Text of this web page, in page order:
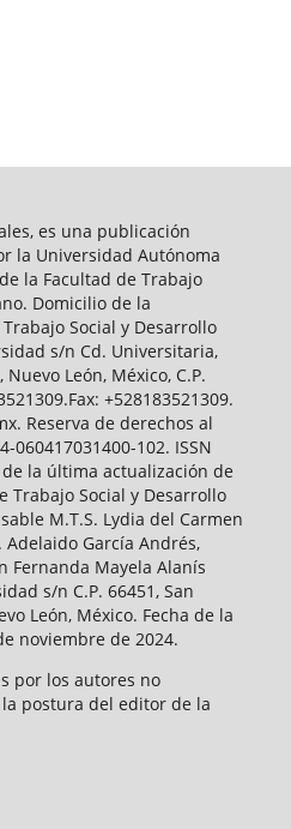
es una publicación
la Universidad Autónoma
la Facultad de Trabajo
Domicilio de la
Social y Desarrollo
s/n Cd. Universitaria,
León, México, C.P.
+528183521309.
Reserva de derechos al
060417031400-102. ISSN
la última actualización de
Trabajo Social y Desarrollo
M.T.S. Lydia del Carmen
García Andrés,
Fernanda Mayela Alanís
s/n C.P. 66451, San
León, México. Fecha de la
noviembre de 2024.
por los autores no
postura del editor de la